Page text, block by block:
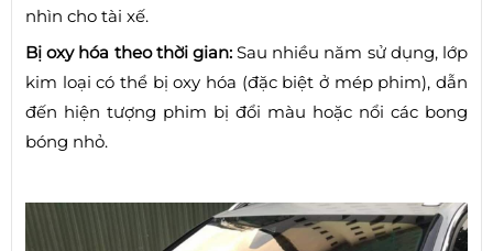
nhìn cho tài xế.
Bị oxy hóa theo thời gian:Sau nhiều năm sử dụng, lớp
kim loại có thể bị oxy hóa (đặc biệt ở mép phim), dẫn
đến hiện tượng phim bị đổi màu hoặc nổi các bong
bóng nhỏ.